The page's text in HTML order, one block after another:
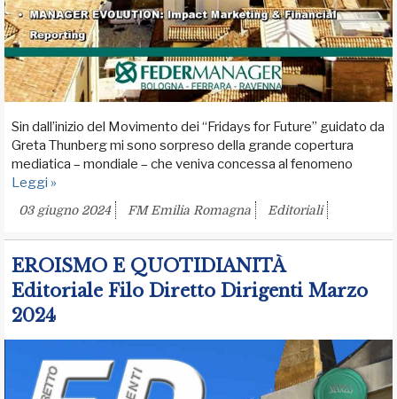
Sin dall’inizio del Movimento dei “Fridays for Future” guidato da
Greta Thunberg mi sono sorpreso della grande copertura
mediatica – mondiale – che veniva concessa al fenomeno
Leggi »
03 giugno 2024 FM Emilia Romagna Editoriali
EROISMO E QUOTIDIANITÀ
Editoriale Filo Diretto Dirigenti Marzo
2024